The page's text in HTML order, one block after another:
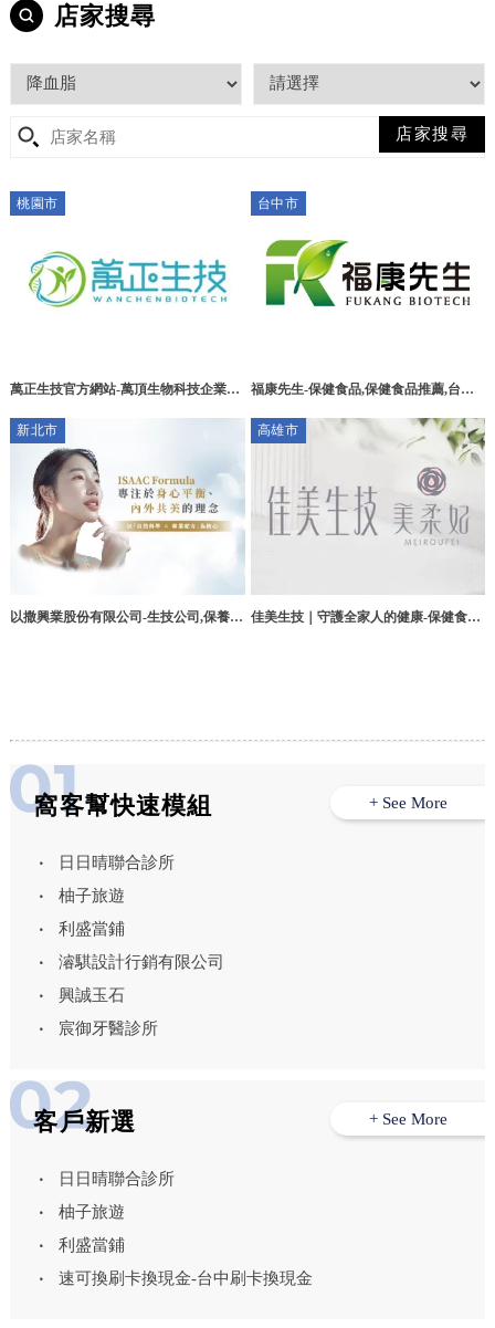
店家搜尋
桃園市
萬正生技官方網站-萬頂生物科技企業社
台中市
福康先生-保健食品,保健食品推薦,台中
新北市
以撒興業股份有限公司-生技公司,保養品
高雄市
佳美生技｜守護全家人的健康-保健食品,
窩客幫快速模組
日日晴聯合診所
柚子旅遊
利盛當鋪
濬騏設計行銷有限公司
興誠玉石
宸御牙醫診所
+ See More
客戶新選
日日晴聯合診所
柚子旅遊
利盛當鋪
速可換刷卡換現金-台中刷卡換現金
+ See More